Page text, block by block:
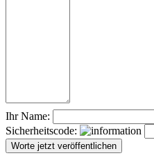
Ihr Name:
Sicherheitscode: